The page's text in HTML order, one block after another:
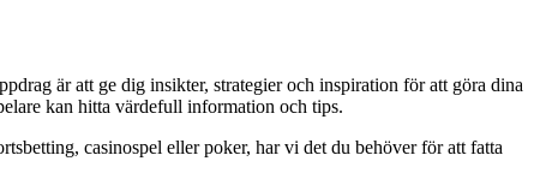
är att ge dig insikter, strategier och inspiration för att göra dina
kan hitta värdefull information och tips.
casinospel eller poker, har vi det du behöver för att fatta